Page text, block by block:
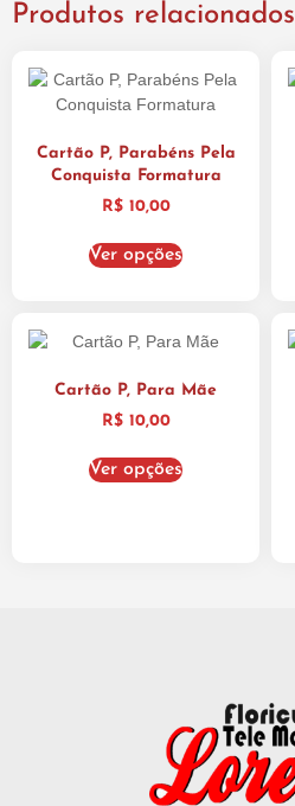
Produtos relacionados
Cartão P, Parabéns Pela
Conquista Formatura
R$10,00
Ver opções
Cartão P, Para Mãe
R$10,00
Ver opções